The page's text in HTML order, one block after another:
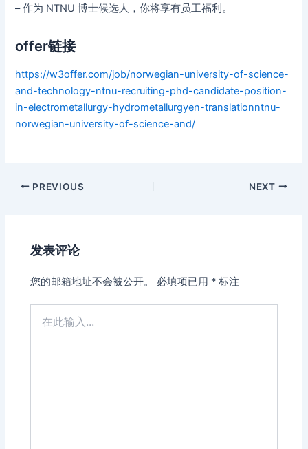
– 作为 NTNU 博士候选人，你将享有员工福利。
offer链接
https://w3offer.com/job/norwegian-university-of-science-
and-technology-ntnu-recruiting-phd-candidate-position-
in-electrometallurgy-hydrometallurgyen-translationntnu-
norwegian-university-of-science-and/
Post
PREVIOUS NEXT
发表评论
您的邮箱地址不会被公开。 必填项已用 * 标注